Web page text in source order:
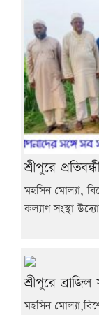
শ্রীপুরে
মহসিন মোল্যা,
কল্যাণ সংস্থা
শ্রীপুরে
মহসিন